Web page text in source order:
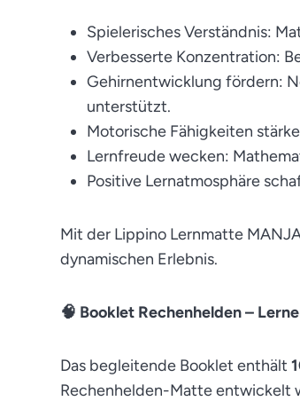
Spielerisches Verständnis:
Verbesserte Konzentration:
Gehirnentwicklung fördern:
unterstützt.
Motorische Fähigkeiten
Lernfreude wecken:
Positive Lernatmosphäre
Mit der Lippino Lernmatte
dynamischen Erlebnis.
🧠 Booklet Rechenhelden –
Das begleitende Booklet enthält
Rechenhelden-Matte entwickelt